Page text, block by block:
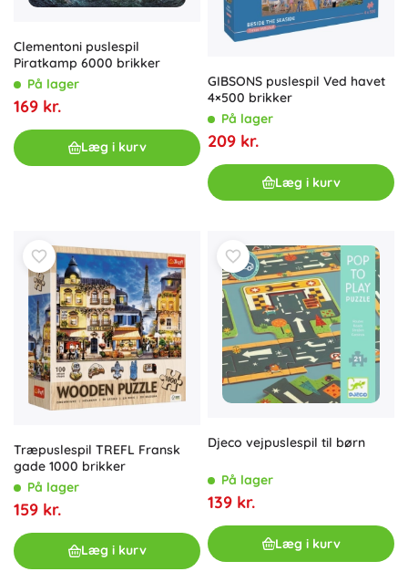
Clementoni puslespil
Piratkamp 6000 brikker
På lager
169 kr.
Læg i kurv
GIBSONS puslespil Ved havet
4×500 brikker
På lager
209 kr.
Læg i kurv
Træpuslespil TREFL Fransk
gade 1000 brikker
På lager
159 kr.
Læg i kurv
Djeco vejpuslespil til børn
På lager
139 kr.
Læg i kurv